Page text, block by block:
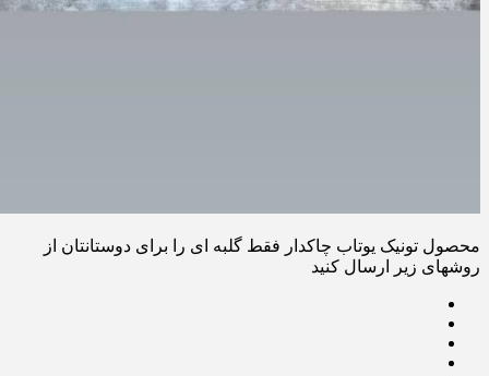
محصول تونیک یوتاب چاکدار فقط گلبه ای را برای دوستانتان از
روشهای زیر ارسال کنید